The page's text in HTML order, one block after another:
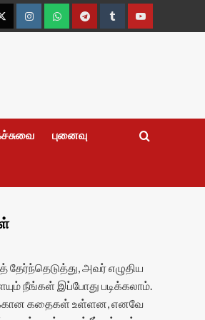
TwitterInstagramWhatsappTelegramTumblrYouTube
புனைவு
தேர்ந்தெடுத்து, அவர் எழுதிய
நீங்கள் இப்போது படிக்கலாம்.
கதைகள் உள்ளன, எனவே